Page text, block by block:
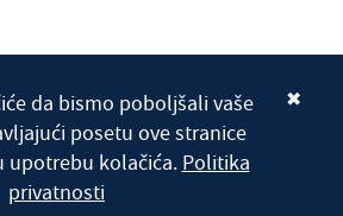
da bismo poboljšali vaše
posetu ove stranice
upotrebu kolačića. Politika
privatnosti
✖